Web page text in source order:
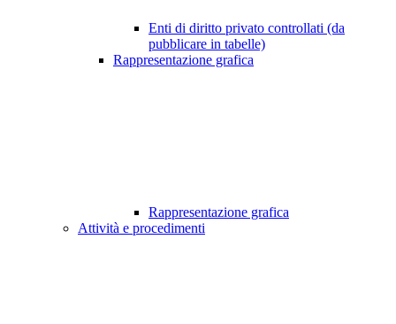
Enti di diritto privato controllati (da
pubblicare in tabelle)
Rappresentazione grafica
Rappresentazione grafica
Attività e procedimenti